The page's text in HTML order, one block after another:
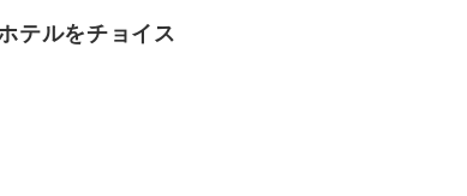
テルをチョイス